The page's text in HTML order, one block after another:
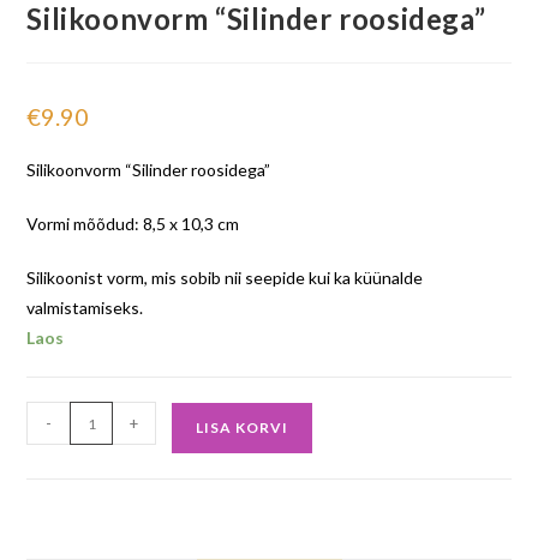
Silikoonvorm “Silinder roosidega”
€9.90
Silikoonvorm “Silinder roosidega”
Vormi mõõdud: 8,5 x 10,3 cm
Silikoonist vorm, mis sobib nii seepide kui ka küünalde
valmistamiseks.
Laos
- + LISA KORVI